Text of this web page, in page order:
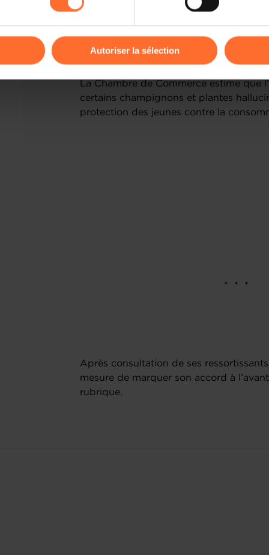
Charte d’usage des cookieset notrePolitique
Autoriser la sélection
La Chambre de Commerce estime que
certains champignons et plantes
protection des jeunes contre la
* * *
Après consultation de ses
mesure de marquer son accord à
rubrique.